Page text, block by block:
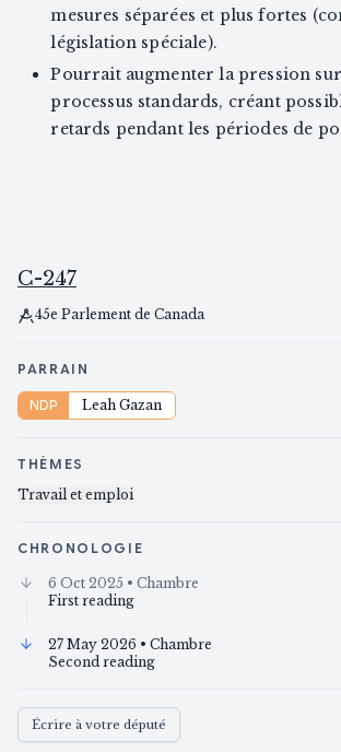
mesures séparées et plus fortes
législation spéciale).
Pourrait augmenter la pression sur
processus standards, créant
retards pendant les périodes de
C-247
45e Parlement de Canada
PARRAIN
NDP Leah Gazan
THÈMES
Travail et emploi
CHRONOLOGIE
6 Oct 2025 • Chambre
First reading
27 May 2026 • Chambre
Second reading
Écrire à votre député